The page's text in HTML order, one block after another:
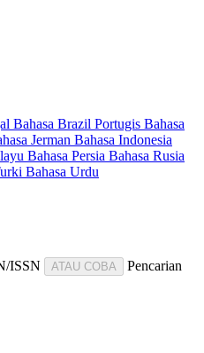
Bahasa Brazil Portugis Bahasa
Jerman Bahasa Indonesia
Bahasa Persia Bahasa Rusia
Bahasa Urdu
ISSN ATAU COBA
Pencarian